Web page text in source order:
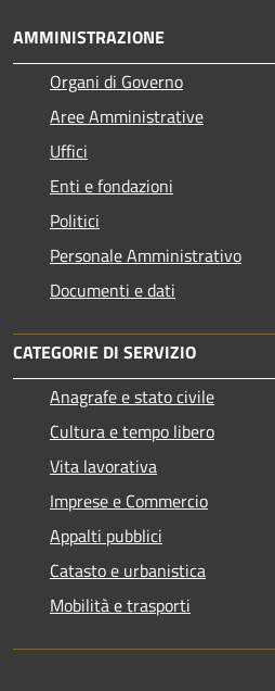
AMMINISTRAZIONE
Organi di Governo
Aree Amministrative
Uffici
Enti e fondazioni
Politici
Personale Amministrativo
Documenti e dati
CATEGORIE DI SERVIZIO
Anagrafe e stato civile
Cultura e tempo libero
Vita lavorativa
Imprese e Commercio
Appalti pubblici
Catasto e urbanistica
Mobilità e trasporti